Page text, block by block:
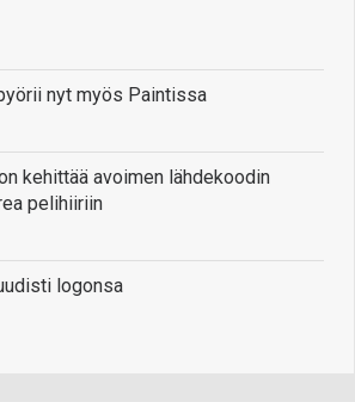
nyt myös Paintissa
kehittää avoimen lähdekoodin
pelihiiriin
logonsa